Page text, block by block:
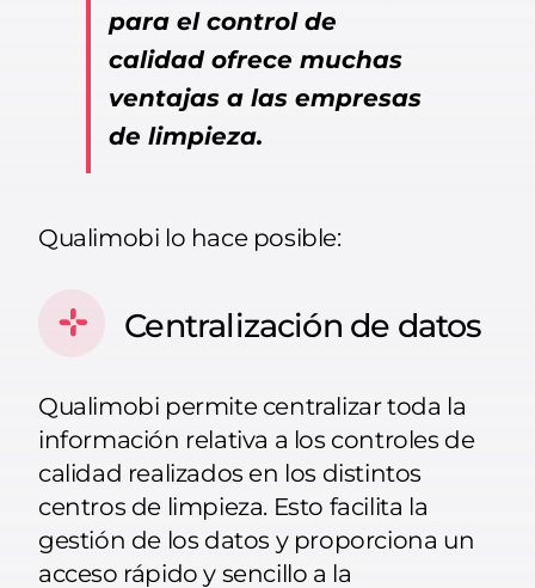
para el control de
calidad ofrece muchas
ventajas a las empresas
de limpieza.
Qualimobi lo hace posible:
Centralización de datos
Qualimobi permite centralizar toda la
información relativa a los controles de
calidad realizados en los distintos
centros de limpieza. Esto facilita la
gestión de los datos y proporciona un
acceso rápido y sencillo a la